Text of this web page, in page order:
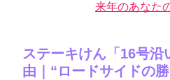
来年のあなた
ステーキけん「16号沿
由｜“ロードサイドの